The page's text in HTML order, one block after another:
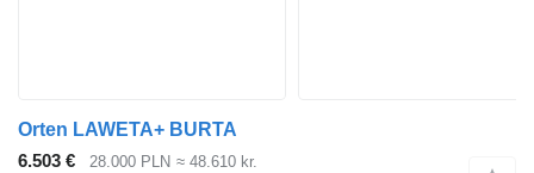
Orten LAWETA+ BURTA
6.503 €
28.000 PLN ≈ 48.610 kr.